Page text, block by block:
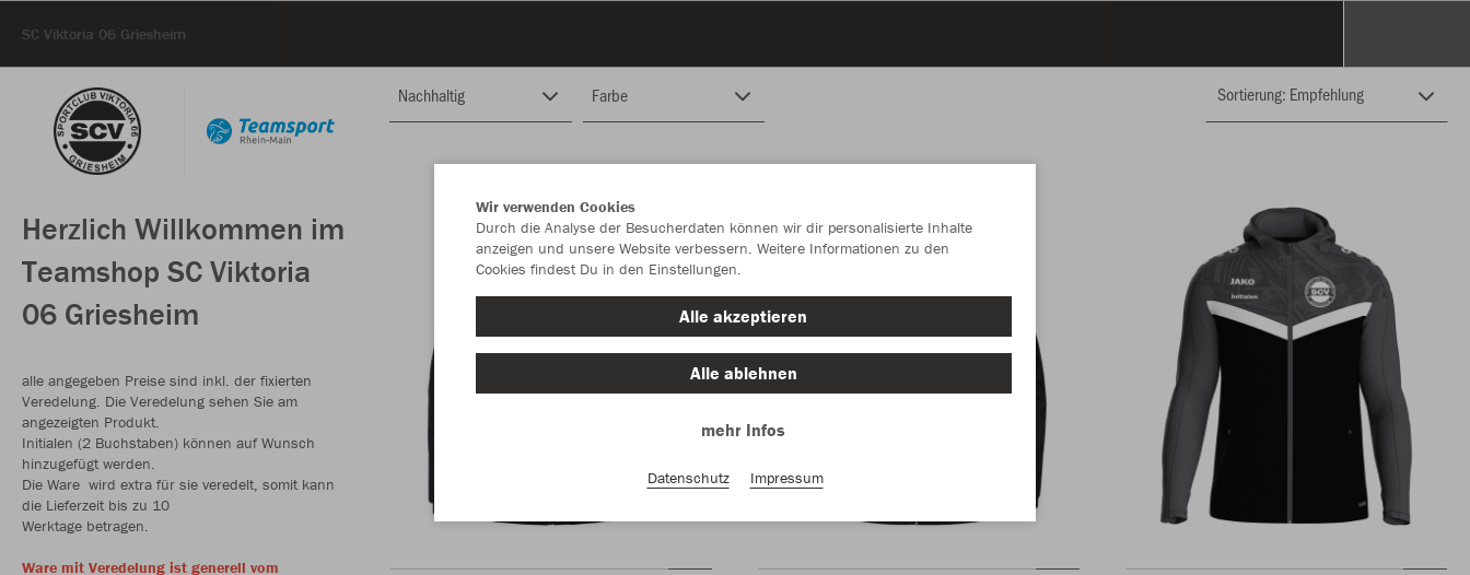
SC Viktoria 06 Griesheim
Herzlich Willkommen im
Teamshop SC Viktoria
06 Griesheim
alle angegeben Preise sind inkl. der fixierten
Veredelung. Die Veredelung sehen Sie am
angezeigten Produkt.
Initialen (2 Buchstaben) können auf Wunsch
hinzugefügt werden.
Die Ware wird extra für sie veredelt, somit kann
die Lieferzeit bis zu 10
Werktage betragen.
Ware mit Veredelung ist generell vom
Nachhaltig Farbe
Wir verwenden Cookies
Durch die Analyse der Besucherdaten können wir dir personalisierte Inhalte
anzeigen und unsere Website verbessern. Weitere Informationen zu den
Cookies findest Du in den Einstellungen.
Alle akzeptieren
Alle ablehnen
mehr Infos
Datenschutz Impressum